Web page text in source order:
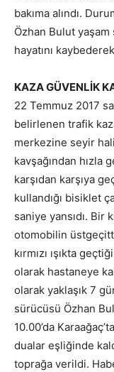
bakıma alındı.
Özhan Bulut yaşam
hayatını
KAZA GÜVENLİK
22 Temmuz 2017
belirlenen trafik
merkezine seyir
kavşağından hızla
karşıdan karşıya
kullandığı bisiklet
saniye yansıdı. Bir
otomobilin
kırmızı ışıkta
olarak hastaneye
olarak yaklaşık 7
sürücüsü Özhan
10.00’da
dualar eşliğinde
toprağa verildi.